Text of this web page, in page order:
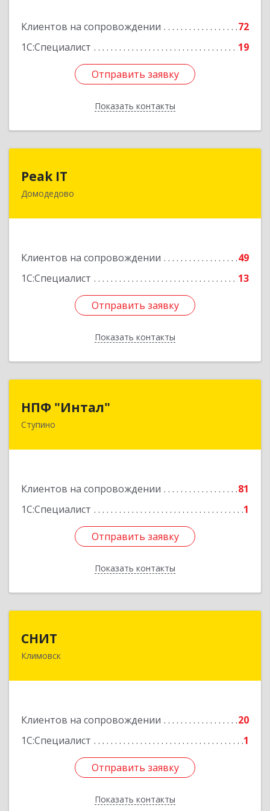
Клиентов на сопровождении
72
1С:Специалист
19
Отправить заявку
Показать контакты
Отправить заявку
Назад
Peak IT
Домодедово
Клиентов на сопровождении
49
1С:Специалист
13
Отправить заявку
Показать контакты
142073, Московская обл, Домодедово г,
Отправить заявку
Назад
НПФ "Интал"
Ступино
Клиентов на сопровождении
81
1С:Специалист
1
Отправить заявку
Показать контакты
142800, Московская обл, Ступинский р-н,
Отправить заявку
Назад
СНИТ
Климовск
Клиентов на сопровождении
20
1С:Специалист
1
Отправить заявку
Показать контакты
142180, Московская обл, Климовск г, Советская
Отправить заявку
Назад